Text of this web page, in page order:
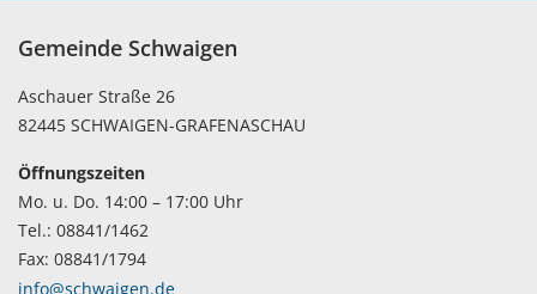
Gemeinde Schwaigen
Aschauer Straße 26
82445 SCHWAIGEN-GRAFENASCHAU
Öffnungszeiten
Mo. u. Do. 14:00 – 17:00 Uhr
Tel.: 08841/1462
Fax: 08841/1794
info@schwaigen.de